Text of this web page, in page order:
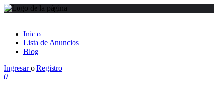
Inicio
Lista de Anuncios
Blog
Ingresaro Registro
0